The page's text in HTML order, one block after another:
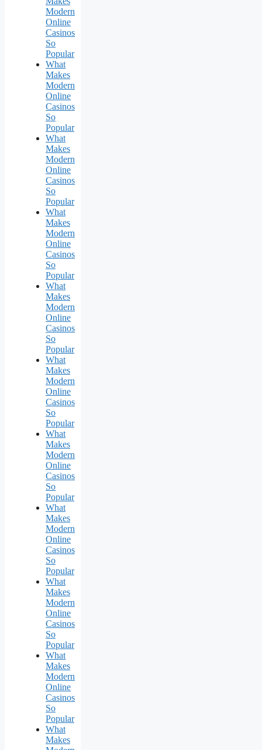
Modern
Online
Casinos
So
Popular
What
Makes
Modern
Online
Casinos
So
Popular
What
Makes
Modern
Online
Casinos
So
Popular
What
Makes
Modern
Online
Casinos
So
Popular
What
Makes
Modern
Online
Casinos
So
Popular
What
Makes
Modern
Online
Casinos
So
Popular
What
Makes
Modern
Online
Casinos
So
Popular
What
Makes
Modern
Online
Casinos
So
Popular
What
Makes
Modern
Online
Casinos
So
Popular
What
Makes
Modern
Online
Casinos
So
Popular
What
Makes